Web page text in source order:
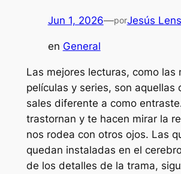
Jun 1, 2026—porJesús Lens
en General
Las mejores lecturas, como las
películas y series, son aquellas
sales diferente a como
trastornan y te hacen mirar la
nos rodea con otros ojos. Las
quedan instaladas en el
de los detalles de la trama,